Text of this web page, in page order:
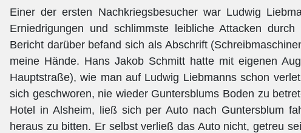
Einer der ersten Nachkriegsbesucher war Ludwig
Erniedrigungen und schlimmste leibliche Attacken
Bericht darüber befand sich als Abschrift
meine Hände. Hans Jakob Schmitt hatte mit eigenen
Hauptstraße), wie man auf Ludwig Liebmanns schon
sich geschworen, nie wieder Guntersblums Boden zu
Hotel in Alsheim, ließ sich per Auto nach Guntersblum
heraus zu bitten. Er selbst verließ das Auto nicht, getreu